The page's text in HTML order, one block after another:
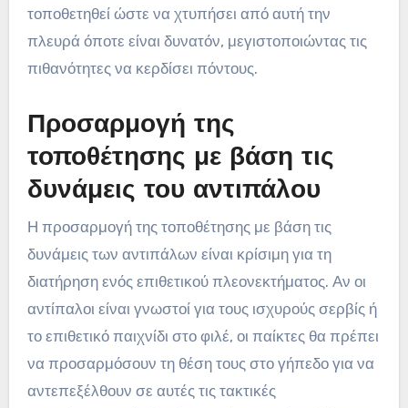
τοποθετηθεί ώστε να χτυπήσει από αυτή την
πλευρά όποτε είναι δυνατόν, μεγιστοποιώντας τις
πιθανότητες να κερδίσει πόντους.
Προσαρμογή της
τοποθέτησης με βάση τις
δυνάμεις του αντιπάλου
Η προσαρμογή της τοποθέτησης με βάση τις
δυνάμεις των αντιπάλων είναι κρίσιμη για τη
διατήρηση ενός επιθετικού πλεονεκτήματος. Αν οι
αντίπαλοι είναι γνωστοί για τους ισχυρούς σερβίς ή
το επιθετικό παιχνίδι στο φιλέ, οι παίκτες θα πρέπει
να προσαρμόσουν τη θέση τους στο γήπεδο για να
αντεπεξέλθουν σε αυτές τις τακτικές